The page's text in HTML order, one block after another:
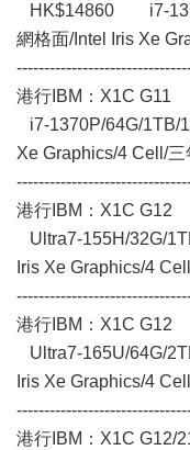
HK$14860 i7-
網格面/Intel Iris Xe
港行IBM：X1C
i7-1370P/64G/1TB/
Xe Graphics/4 Cell/三
港行IBM：X1C
Ultra7-155H/32G/
Iris Xe Graphics/4
港行IBM：X1C
Ultra7-165U/64G/
Iris Xe Graphics/4
港行IBM：X1C G12/